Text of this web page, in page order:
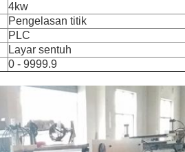
4kw
Pengelasan titik
PLC
Layar sentuh
0 - 9999.9